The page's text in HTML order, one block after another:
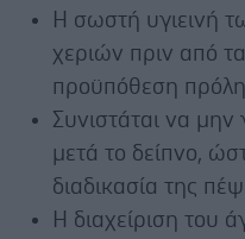
Η σωστή υγιεινή
χεριών πριν από
προϋπόθεση
Συνιστάται να μην
μετά το δείπνο,
διαδικασία της
Η διαχείριση του